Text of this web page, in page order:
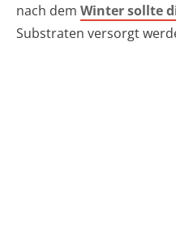
nach dem Winter sollte
Substraten versorgt